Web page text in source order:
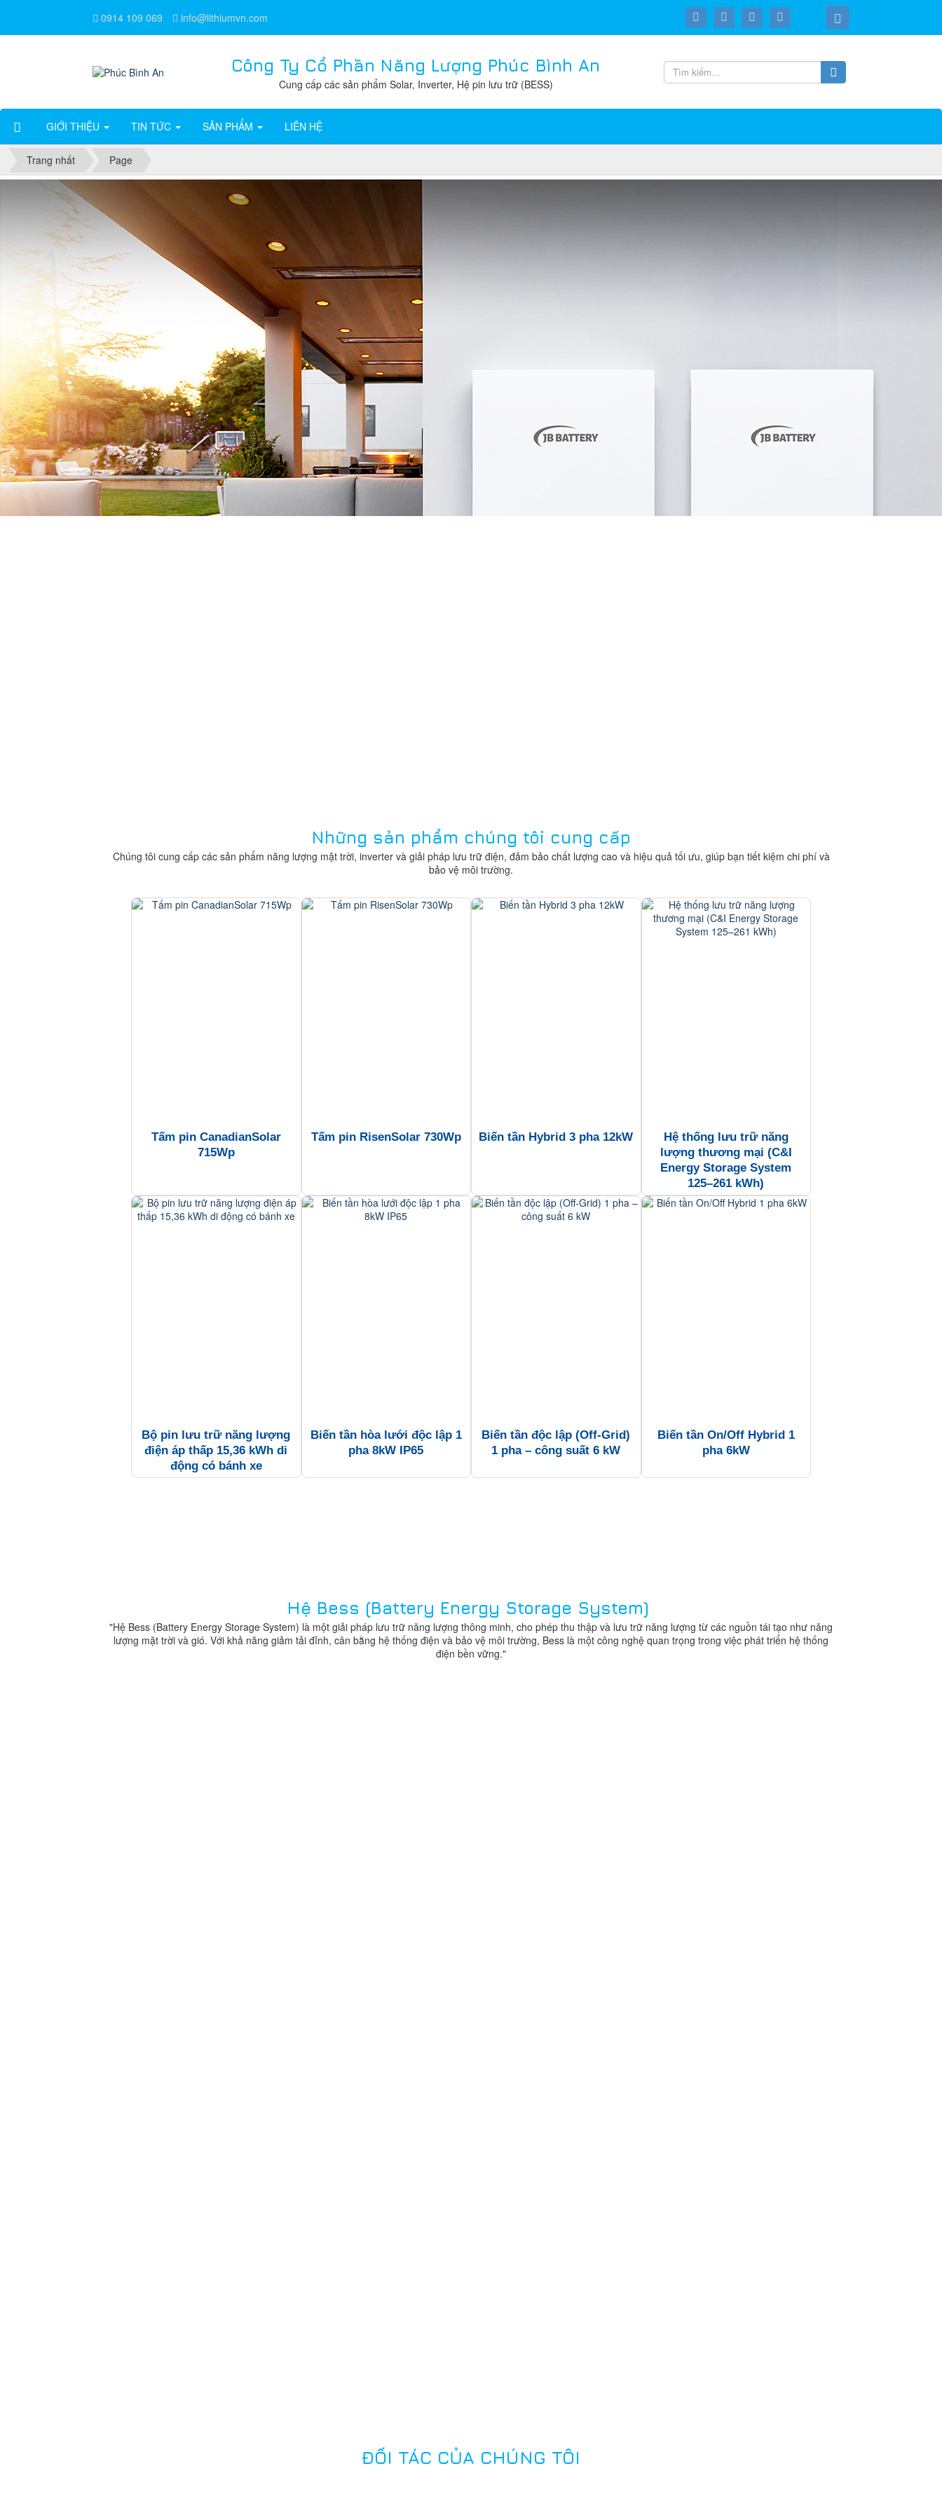
0914 109 069 info@lithiumvn.com
Công Ty Cổ Phần Năng Lượng Phúc Bình An
Cung cấp các sản phẩm Solar, Inverter, Hệ pin lưu trữ (BESS)
GIỚI THIỆU TIN TỨC SẢN PHẨM LIÊN HỆ
Trang nhất Page
Những sản phẩm chúng tôi cung cấp
Chúng tôi cung cấp các sản phẩm năng lượng mặt trời, inverter và giải pháp lưu trữ điện, đảm bảo chất lượng cao và hiệu quả tối ưu, giúp bạn tiết kiệm chi phí và
bảo vệ môi trường.
Tấm pin CanadianSolar
715Wp
Tấm pin RisenSolar 730Wp Biến tần Hybrid 3 pha 12kW
Hệ thống lưu trữ năng
lượng thương mại (C&I
Energy Storage System
125–261 kWh)
Bộ pin lưu trữ năng lượng
điện áp thấp 15,36 kWh di
động có bánh xe
Biến tần hòa lưới độc lập 1
pha 8kW IP65
Biến tần độc lập (Off-Grid)
1 pha – công suất 6 kW
Biến tần On/Off Hybrid 1
pha 6kW
Hệ Bess (Battery Energy Storage System)
"Hệ Bess (Battery Energy Storage System) là một giải pháp lưu trữ năng lượng thông minh, cho phép thu thập và lưu trữ năng lượng từ các nguồn tái tạo như năng
lượng mặt trời và gió. Với khả năng giảm tải đỉnh, cân bằng hệ thống điện và bảo vệ môi trường, Bess là một công nghệ quan trọng trong việc phát triển hệ thống
điện bền vững."
ĐỐI TÁC CỦA CHÚNG TÔI